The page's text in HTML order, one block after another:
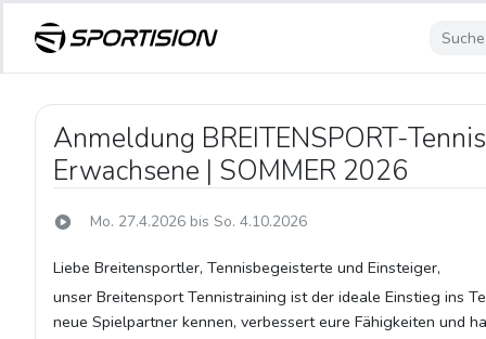
Anmeldung BREITENSPORT-
Erwachsene | SOMMER 2026
Mo. 27.4.2026 bis So. 4.10.2026
Liebe Breitensportler, Tennisbegeisterte und Einsteiger,
unser Breitensport Tennistraining ist der ideale Einstieg ins
neue Spielpartner kennen, verbessert eure Fähigkeiten und